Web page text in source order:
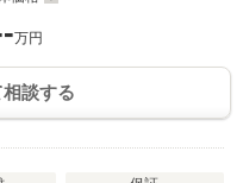
万円
談する